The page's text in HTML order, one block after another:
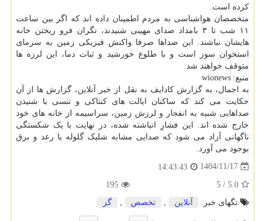
کرده است.
متخصصان هواشناسی به مردم اطمینان داده اند که اگر بین ساعت
۱۱ شب تا ۳ بامداد صدای مهیبی شنیدند، نگران فرو ریختن خانه
هایشان نباشند. این صداها صرفا واکنش فیزیکی زمین به سرمای
استخوان سوز است و با طلوع خورشید و ثبات دما، این لرزه ها
متوقف خواهند شد.
منبع: wionews
به اجمال، به گزارش کادایف به نقل از خبر آنلاین، گزارش ها از آن
حکایت می کند که ساکنان ایالت های کنتاکی و تنسی با شنیدن
صداهایی شبیه به انفجار و لرزش زمین، سراسیمه از خانه های خود
خارج شده اند. این فشارِ انباشته شده، در نهایت با یک شکستگی
ناگهانی آزاد می شود که صدایی مشابه شلیک گلوله یا رعد و برق
بوجود می آورد.
1404/11/17
14:43:43
5.0
/
5
195
تگهای خبر:
آنلاین تخصص گز